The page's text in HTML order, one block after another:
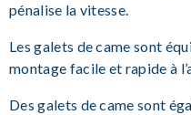
pénalise la vitesse.
Les galets de came sont
montage facile et rapide à
Des galets de came sont